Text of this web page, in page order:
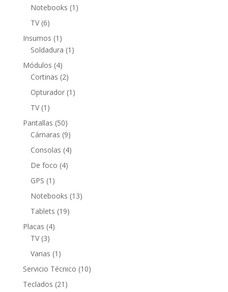
productos
Notebooks 1 1
TV 66
productos
Insumos 1 1
producto
Soldadura 1 1
Módulos 44
productos
Cortinas 22
productos
Opturador 1 1
TV 1 1
producto
Pantallas 5050
productos
Cámaras 99
productos
Consolas 44
De foco 44
GPS 1 1
producto
Notebooks 1313
Tablets 1919
Placas 44
TV 33
productos
Varias 1 1
producto
Servicio Técnico 1010
Teclados 21 21